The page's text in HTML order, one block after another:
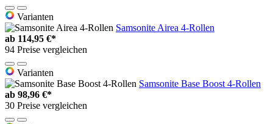
Varianten
Samsonite Airea 4-Rollen
ab 114,95 €*
94 Preise vergleichen
Varianten
Samsonite Base Boost 4-Rollen
ab 98,96 €*
30 Preise vergleichen